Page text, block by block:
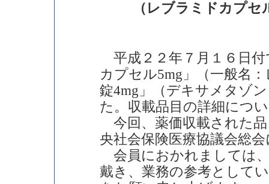
（レブラミドカプ
平成２２年７月１６日
カプセル5mg」（一般名
錠4mg」（デキサメタゾ
た。収載品目の詳細につ
今回、薬価収載された
央社会保険医療協議会総
会員におかれましては
戴き、業務の参考として